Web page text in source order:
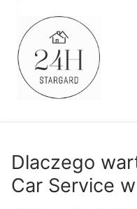
treści
Dlaczego
Car Service